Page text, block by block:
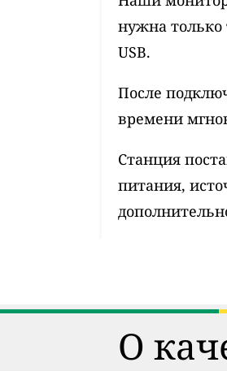
нужна только
USB.
После
времени
Станция
питания,
О